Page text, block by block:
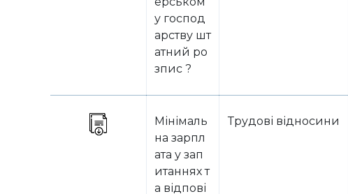
у господ
арству шт
атний ро
зпис ?
Мінімаль
на зарпл
ата у зап
итаннях т
а відпові
Трудові відносини